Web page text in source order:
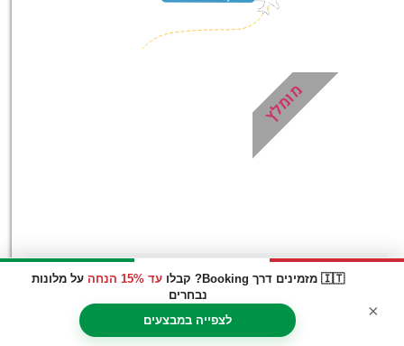
🇮🇹 מזמינים דרך Booking? קבלו עד 15% הנחה
על מלונות
נבחרים
לצפייה במבצעים
×
סדנת פיצה וטירמיסו קלאסית
בנאפולי!
מומלץ